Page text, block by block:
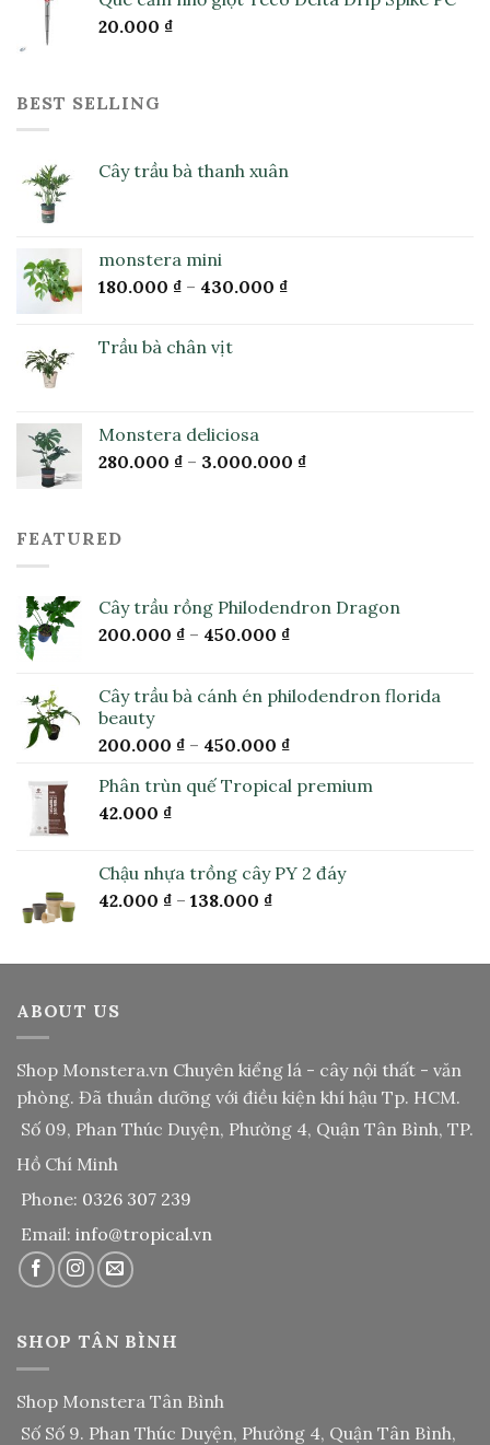
20.000 ₫
BEST SELLING
Cây trầu bà thanh xuân
monstera mini
180.000 ₫ – 430.000 ₫
Trầu bà chân vịt
Monstera deliciosa
280.000 ₫ – 3.000.000 ₫
FEATURED
Cây trầu rồng Philodendron Dragon
200.000 ₫ – 450.000 ₫
Cây trầu bà cánh én philodendron florida
beauty
200.000 ₫ – 450.000 ₫
Phân trùn quế Tropical premium
42.000 ₫
Chậu nhựa trồng cây PY 2 đáy
42.000 ₫ – 138.000 ₫
ABOUT US
Shop Monstera.vn Chuyên kiểng lá - cây nội thất - văn
phòng. Đã thuần dưỡng với điều kiện khí hậu Tp. HCM.
Số 09, Phan Thúc Duyện, Phường 4, Quận Tân Bình, TP.
Hồ Chí Minh
Phone: 0326 307 239
Email: info@tropical.vn
SHOP TÂN BÌNH
Shop Monstera Tân Bình
Số Số 9. Phan Thúc Duyện, Phường 4, Quận Tân Bình,